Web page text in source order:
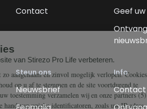
Contact
Geef
Steun ons
Nieuwsbrief
Info
Contact